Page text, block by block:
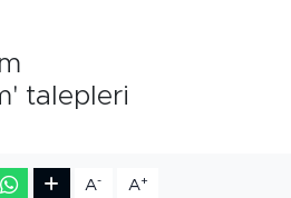
talepleri
A- A+